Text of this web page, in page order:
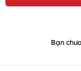
Bạn